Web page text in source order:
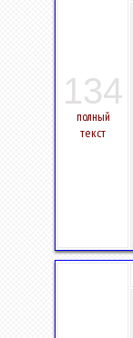
134
полный
текст